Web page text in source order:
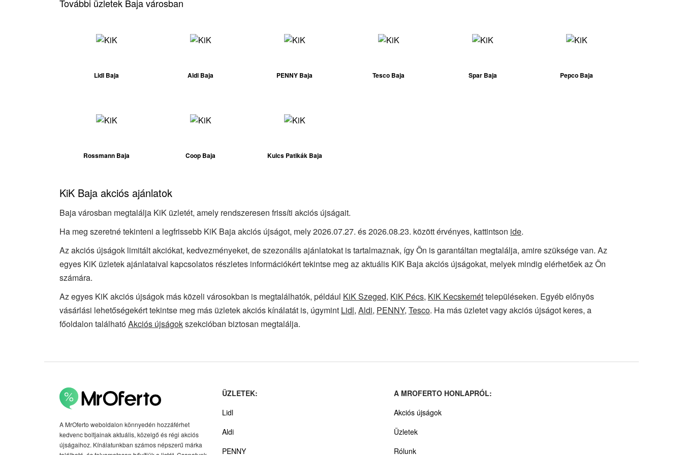
További üzletek Baja városban
Lidl Baja Aldi Baja PENNY Baja Tesco Baja Spar Baja Pepco Baja
Rossmann Baja Coop Baja Kulcs Patikák Baja
KiK Baja akciós ajánlatok
Baja városban megtalálja KiK üzletét, amely rendszeresen frissíti akciós újságait.
Ha meg szeretné tekinteni a legfrissebb KiK Baja akciós újságot, mely 2026.07.27. és 2026.08.23. között érvényes, kattintson ide.
Az akciós újságok limitált akciókat, kedvezményeket, de szezonális ajánlatokat is tartalmaznak, így Ön is garantáltan megtalálja, amire szüksége van. Az
egyes KiK üzletek ajánlataival kapcsolatos részletes információkért tekintse meg az aktuális KiK Baja akciós újságokat, melyek mindig elérhetőek az Ön
számára.
Az egyes KiK akciós újságok más közeli városokban is megtalálhatók, például KiK Szeged, KiK Pécs, KiK Kecskeméttelepüléseken. Egyéb előnyös
vásárlási lehetőségekért tekintse meg más üzletek akciós kínálatát is, úgymint Lidl, Aldi, PENNY, Tesco. Ha más üzletet vagy akciós újságot keres, a
főoldalon találhatóAkciós újságokszekcióban biztosan megtalálja.
A MrOferto weboldalon könnyedén hozzáférhet
kedvenc boltjainak aktuális, közelgő és régi akciós
újságaihoz. Kínálatunkban számos népszerű márka
ÜZLETEK:
Lidl
Aldi
PENNY
A MROFERTO HONLAPRÓL:
Akciós újságok
Üzletek
Rólunk